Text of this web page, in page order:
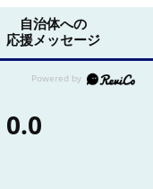
自治体への
応援メッセージ
0.0